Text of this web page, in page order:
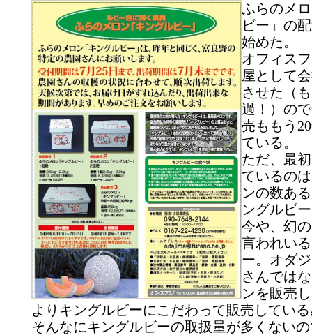
ふらのメ
ビー」の
始めた。
オフィス
屋として
させた（
過！）の
売ももう
ている。
ただ、最
ているの
ンの数あ
ングルビ
今や、幻
言われい
ー。オダ
さんでは
ンを販売
よりキングルビーにこだわって販売してい
そんなにキングルビーの取扱量が多くない